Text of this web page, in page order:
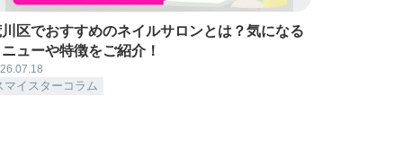
区でおすすめのネイルサロンとは？気になる
ューや特徴をご紹介！
マイスターコラム